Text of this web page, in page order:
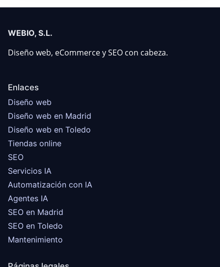
WEBIO, S.L.
Diseño web, eCommerce y SEO con cabeza.
Enlaces
Diseño web
Diseño web en Madrid
Diseño web en Toledo
Tiendas online
SEO
Servicios IA
Automatización con IA
Agentes IA
SEO en Madrid
SEO en Toledo
Mantenimiento